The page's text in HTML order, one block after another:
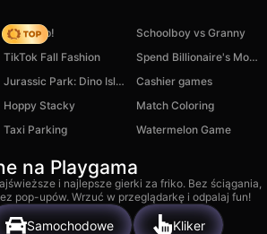
Climb Up!
Schoolboy vs Granny
TikTok Fall Fashion
Spend Billionaire's Money. Rich man simulator.
Jurassic Park: Dino Island and Farm Idle Tycoon 3D
Cashier games
Hoppy Stacky
Match Coloring
Taxi Parking Watermelon Game
na Playgama
i najlepsze gierki za friko. Bez ściągania,
pop-upów. Wrzuć w przeglądarkę i odpalaj fun!
Samochodowe Kliker